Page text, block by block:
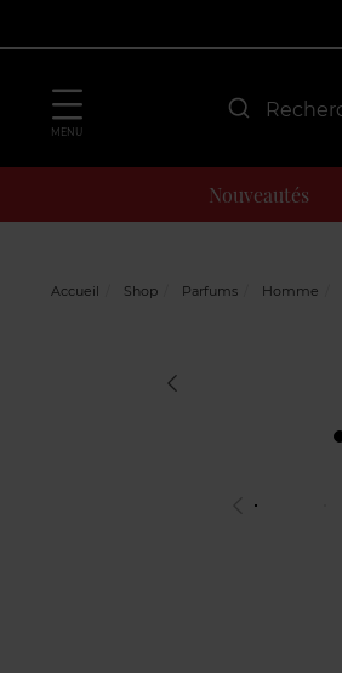
MENU
Nouveautés
Accueil Shop Parfums Homme